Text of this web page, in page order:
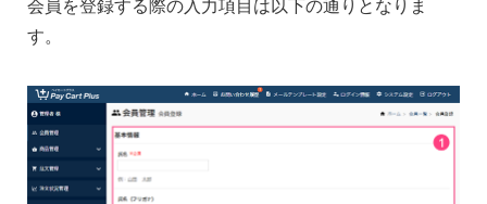
会員を登録する際の入力項目は以下の通りとなりま
す。